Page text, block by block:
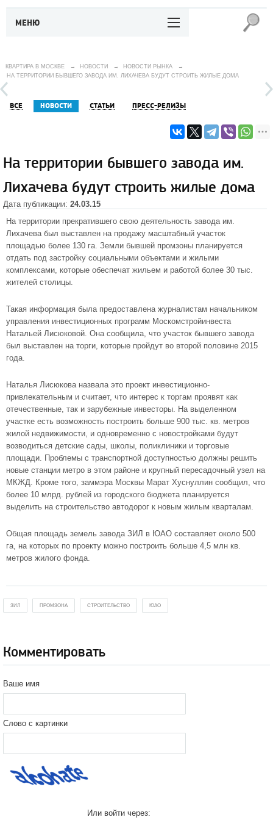
МЕНЮ
КВАРТИРА В МОСКВЕ → НОВОСТИ → НОВОСТИ РЫНКА
→
НА ТЕРРИТОРИИ БЫВШЕГО ЗАВОДА ИМ. ЛИХАЧЕВА БУДУТ СТРОИТЬ ЖИЛЫЕ ДОМА
ВСЕ НОВОСТИ СТАТЬИ ПРЕСС-РЕЛИЗЫ
На территории бывшего завода им.
Лихачева будут строить жилые дома
Дата публикации: 24.03.15
На территории прекратившего свою деятельность завода им.
Лихачева был выставлен на продажу масштабный участок
площадью более 130 га. Земли бывшей промзоны планируется
отдать под застройку социальными объектами и жилыми
комплексами, которые обеспечат жильем и работой более 30 тыс.
жителей столицы.
Такая информация была предоставлена журналистам начальником
управления инвестиционных программ Москомстройинвеста
Натальей Лисюковой. Она сообщила, что участок бывшего завода
был выставлен на торги, которые пройдут во второй половине 2015
года.
Наталья Лисюкова назвала это проект инвестиционно-
привлекательным и считает, что интерес к торгам проявят как
отечественные, так и зарубежные инвесторы. На выделенном
участке есть возможность построить больше 900 тыс. кв. метров
жилой недвижимости, и одновременно с новостройками будут
возводиться детские сады, школы, поликлиники и торговые
площади. Проблемы с транспортной доступностью должны решить
новые станции метро в этом районе и крупный пересадочный узел на
МКЖД. Кроме того, заммэра Москвы Марат Хуснуллин сообщил, что
более 10 млрд. рублей из городского бюджета планируется
выделить на строительство автодорог к новым жилым кварталам.
Общая площадь земель завода ЗИЛ в ЮАО составляет около 500
га, на которых по проекту можно построить больше 4,5 млн кв.
метров жилого фонда.
ЗИЛ ПРОМЗОНА СТРОИТЕЛЬСТВО ЮАО
Комментировать
Ваше имя
Слово с картинки
Или войти через: